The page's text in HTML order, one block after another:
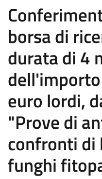
borsa di
durata di 4
euro lordi,
"Prove di
confronti di
funghi